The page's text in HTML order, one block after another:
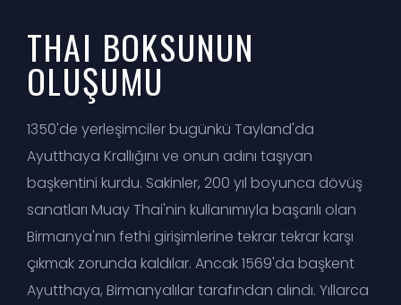
THAI BOKSUNUN
OLUŞUMU
1350'de yerleşimciler bugünkü Tayland'da
Ayutthaya Krallığını ve onun adını taşıyan
başkentini kurdu. Sakinler, 200 yıl boyunca dövüş
sanatları Muay Thai'nin kullanımıyla başarılı olan
Birmanya'nın fethi girişimlerine tekrar tekrar karşı
çıkmak zorunda kaldılar. Ancak 1569'da başkent
Ayutthaya, Birmanyalılar tarafından alındı. Yıllarca